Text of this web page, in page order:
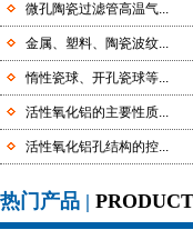
微孔陶瓷过滤管高温气...
金属、塑料、陶瓷波纹...
惰性瓷球、开孔瓷球等...
活性氧化铝的主要性质...
活性氧化铝孔结构的控...
热门产品 |